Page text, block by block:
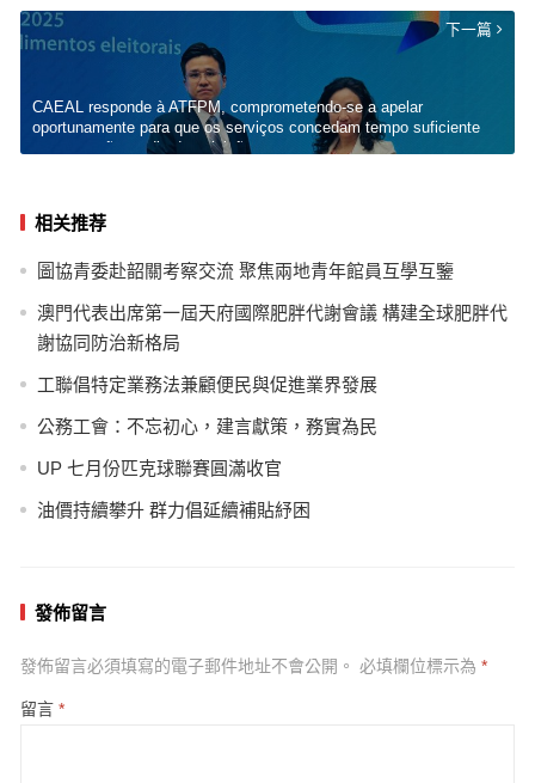
下一篇
CAEAL responde à ATFPM, comprometendo-se a apelar
oportunamente para que os serviços concedam tempo suficiente
para votação no dia das eleições
相关推荐
圖協青委赴韶關考察交流 聚焦兩地青年館員互學互鑒
澳門代表出席第一屆天府國際肥胖代謝會議 構建全球肥胖代
謝協同防治新格局
工聯倡特定業務法兼顧便民與促進業界發展
公務工會：不忘初心，建言獻策，務實為民
UP 七月份匹克球聯賽圓滿收官
油價持續攀升 群力倡延續補貼紓困
發佈留言
發佈留言必須填寫的電子郵件地址不會公開。 必填欄位標示為 *
留言 *